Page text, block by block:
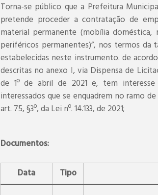
Torna-se público que a Prefeitura
pretende proceder a contratação de
material permanente (mobília
periféricos permanentes)”, nos termos
estabelecidas neste instrumento. de
descritas no anexo I, via Dispensa de
de 1º de abril de 2021 e, tem
interessados que se enquadrem no ramo
art. 75, §3º, da Lei nº. 14.133, de 2021;
Documentos:
Data Tipo